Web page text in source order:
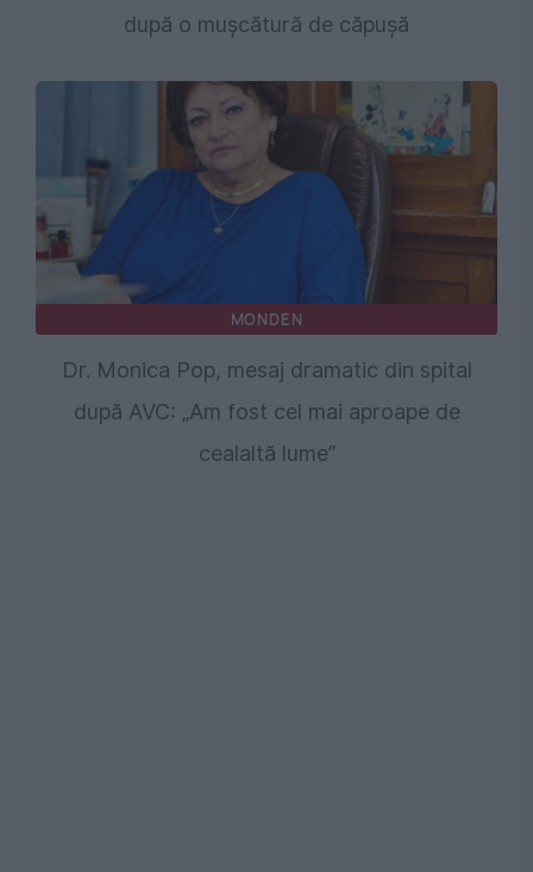
după o mușcătură de căpușă
MONDEN
Dr. Monica Pop, mesaj dramatic din spital
după AVC: „Am fost cel mai aproape de
cealaltă lume”